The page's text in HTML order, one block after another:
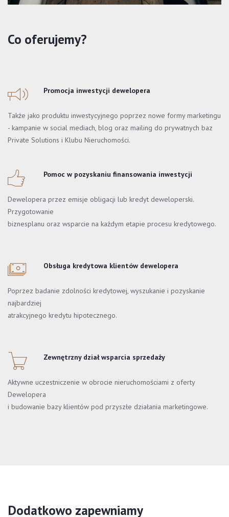
Co oferujemy?
Promocja inwestycji dewelopera
Także jako produktu inwestycyjnego poprzez nowe formy marketingu
- kampanie w social mediach, blog oraz mailing do prywatnych baz
Private Solutions i Klubu Nieruchomości.
Pomoc w pozyskaniu finansowania inwestycji
Dewelopera przez emisje obligacji lub kredyt deweloperski.
Przygotowanie
biznesplanu oraz wsparcie na każdym etapie procesu kredytowego.
Obsługa kredytowa klientów dewelopera
Poprzez badanie zdolności kredytowej, wyszukanie i pozyskanie
najbardziej
atrakcyjnego kredytu hipotecznego.
Zewnętrzny dział wsparcia sprzedaży
Aktywne uczestniczenie w obrocie nieruchomościami z oferty
Dewelopera
i budowanie bazy klientów pod przyszłe działania marketingowe.
Dodatkowo zapewniamy